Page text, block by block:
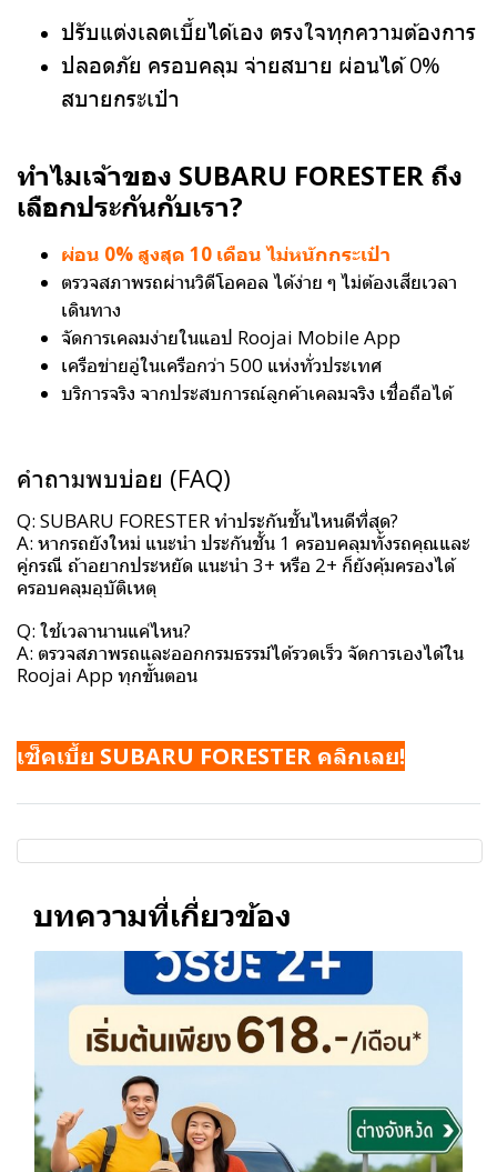
ปรับแต่งเลตเบี้ยได้เอง ตรงใจทุกความต้องการ
ปลอดภัย ครอบคลุม จ่ายสบาย ผ่อนได้ 0%
สบายกระเป๋า
ทำไมเจ้าของ SUBARU FORESTER ถึง
เลือกประกันกับเรา?
ผ่อน 0% สูงสุด 10 เดือน ไม่หนักกระเป๋า
ตรวจสภาพรถผ่านวิดีโอคอล ได้ง่าย ๆ ไม่ต้องเสียเวลา
เดินทาง
จัดการเคลมง่ายในแอป Roojai Mobile App
เครือข่ายอู่ในเครือกว่า 500 แห่งทั่วประเทศ
บริการจริง จากประสบการณ์ลูกค้าเคลมจริง เชื่อถือได้
คำถามพบบ่อย (FAQ)
Q: SUBARU FORESTER ทำประกันชั้นไหนดีที่สุด?
A: หากรถยังใหม่ แนะนำ ประกันชั้น 1 ครอบคลุมทั้งรถคุณและ
คู่กรณี ถ้าอยากประหยัด แนะนำ 3+ หรือ 2+ ก็ยังคุ้มครองได้
ครอบคลุมอุบัติเหตุ
Q: ใช้เวลานานแค่ไหน?
A: ตรวจสภาพรถและออกกรมธรรม์ได้รวดเร็ว จัดการเองได้ใน
Roojai App ทุกขั้นตอน
เช็คเบี้ย SUBARU FORESTER คลิกเลย!
บทความที่เกี่ยวข้อง